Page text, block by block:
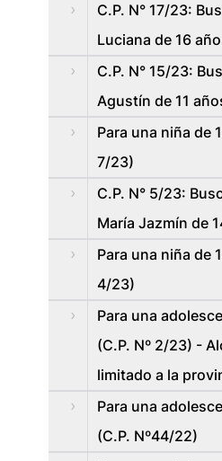
C.P. N° 17/23:
Luciana de 16
C.P. N° 15/23:
Agustín de 11
Para una niña de
7/23)
C.P. N° 5/23:
María Jazmín de
Para una niña de
4/23)
Para una
(C.P. Nº 2/23) -
limitado a la
Para una
(C.P. Nº44/22)